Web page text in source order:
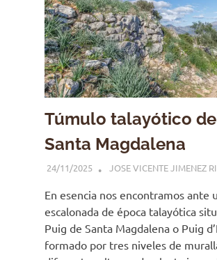
Túmulo talayótico
Santa Magdalena
24/11/2025 JOSE VICENTE JIMENEZ
En esencia nos encontramos ante
escalonada de época talayótica
Puig de Santa Magdalena o Puig
formado por tres niveles de